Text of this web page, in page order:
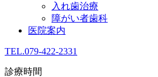
入れ歯治療
障がい者歯科
医院案内
TEL.079-422-2331
診療時間